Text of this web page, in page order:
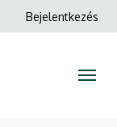
Anonim
Bejelentkezés